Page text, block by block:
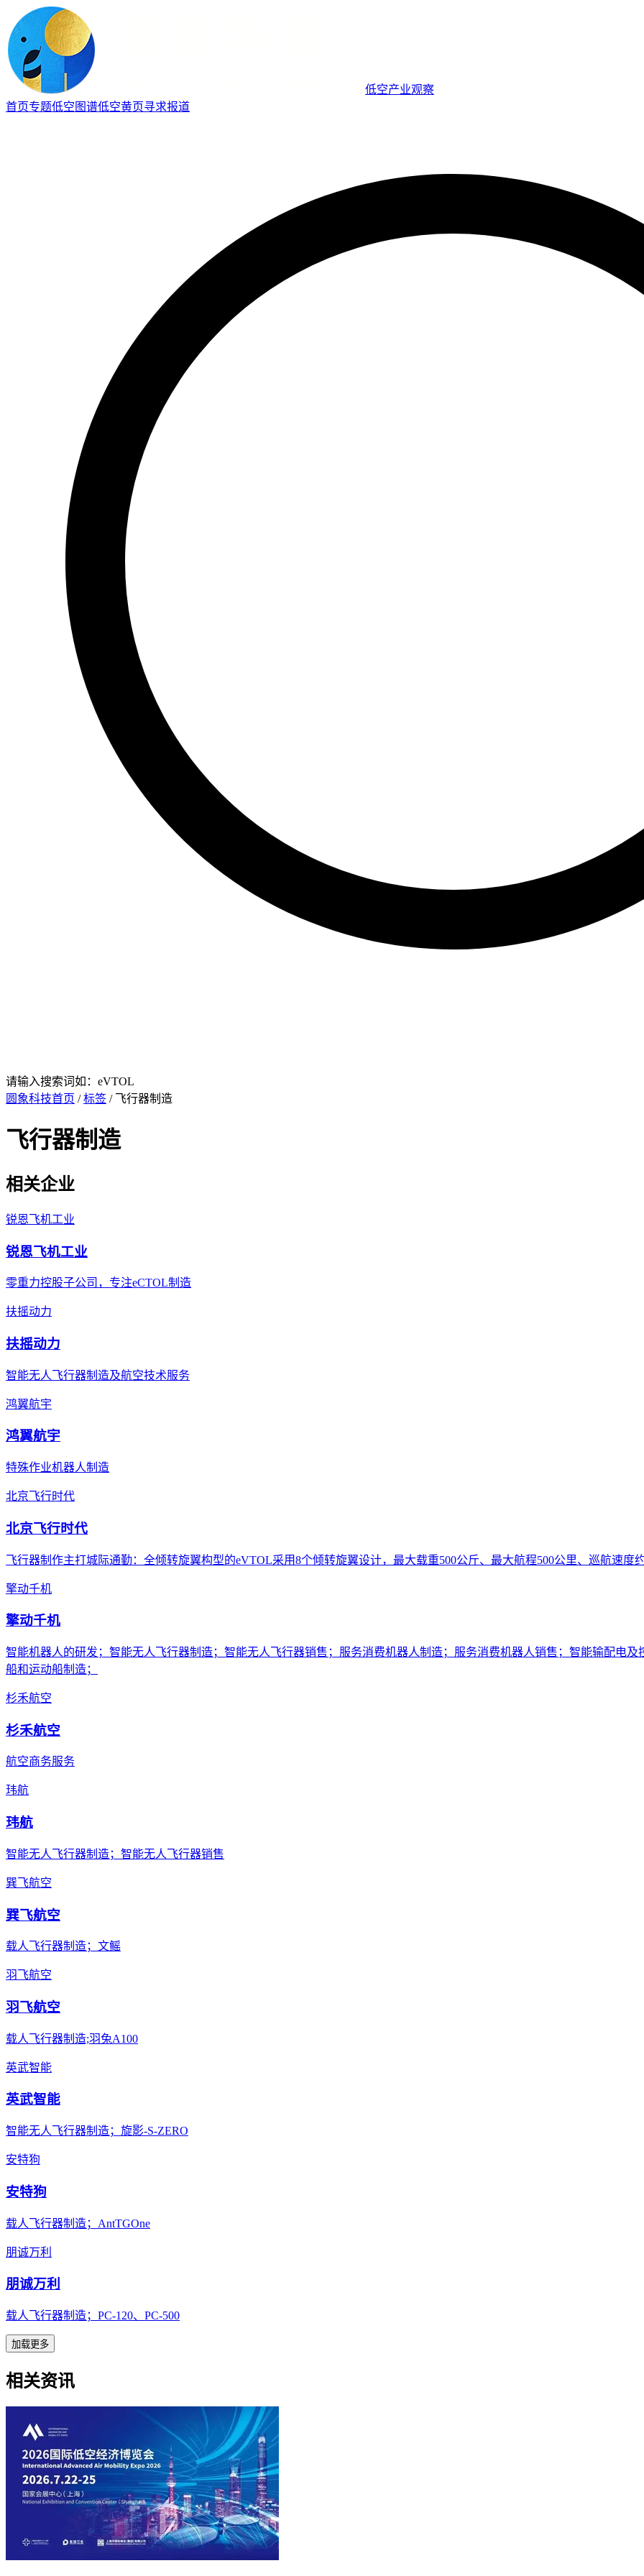
低空产业观察
首页专题低空图谱低空黄页寻求报道
请输入搜索词如：eVTOL
圆象科技首页 /标签 / 飞行器制造
飞行器制造
相关企业
锐恩飞机工业
锐恩飞机工业
零重力控股子公司，专注eCTOL制造
扶摇动力
扶摇动力
智能无人飞行器制造及航空技术服务
鸿翼航宇
鸿翼航宇
特殊作业机器人制造
北京飞行时代
北京飞行时代
飞行器制作主打城际通勤：全倾转旋翼构型的eVTOL采用8个倾转旋翼设计，最大载重500公斤、最大航程500公里、巡航速度
擎动千机
擎动千机
智能机器人的研发；智能无人飞行器制造；智能无人飞行器销售；服务消费机器人制造；服务消费机器人销售；智能输配电
船和运动船制造；
杉禾航空
杉禾航空
航空商务服务
玮航
玮航
智能无人飞行器制造；智能无人飞行器销售
巽飞航空
巽飞航空
载人飞行器制造；文鳐
羽飞航空
羽飞航空
载人飞行器制造;羽兔A100
英武智能
英武智能
智能无人飞行器制造；旋影-S-ZERO
安特狗
安特狗
载人飞行器制造；AntTGOne
朋诚万利
朋诚万利
载人飞行器制造；PC-120、PC-500
加载更多
相关资讯